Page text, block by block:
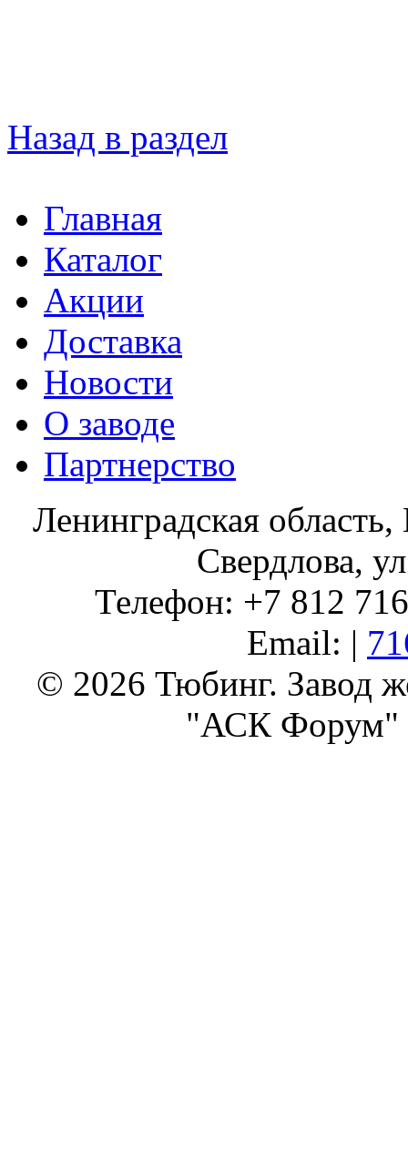
Назад в раздел
Главная
Каталог
Акции
Доставка
Новости
О заводе
Партнерство
Ленинградская
Свердлова,
Телефон: +7 812
Email: |
© 2026 Тюбинг. Завод
"АСК Форум"